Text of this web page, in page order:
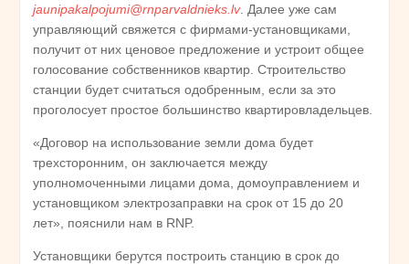
jaunipakalpojumi@rnparvaldnieks.lv. Далее уже сам
управляющий свяжется с фирмами-установщиками,
получит от них ценовое предложение и устроит общее
голосование собственников квартир. Строительство
станции будет считаться одобренным, если за это
проголосует простое большинство квартировладельцев.
«Договор на использование земли дома будет
трехсторонним, он заключается между
уполномоченными лицами дома, домоуправлением и
установщиком электрозаправки на срок от 15 до 20
лет», пояснили нам в RNP.
Установщики берутся построить станцию в срок до